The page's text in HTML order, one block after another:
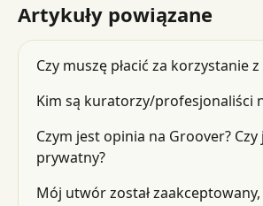
Artykuły powiązane
Czy muszę płacić za korzystanie
Kim są kuratorzy/profesjonaliści
Czym jest opinia na Groover? Czy
prywatny?
Mój utwór został zaakceptowany,